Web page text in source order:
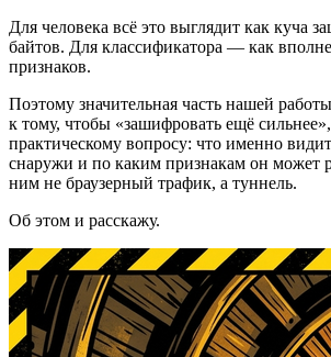
Для человека всё это выглядит как куча
байтов. Для классификатора — как
признаков.
Поэтому значительная часть нашей
к тому, чтобы «зашифровать ещё
практическому вопросу: что именно
снаружи и по каким признакам он может
ним не браузерный трафик, а туннель.
Об этом и расскажу.